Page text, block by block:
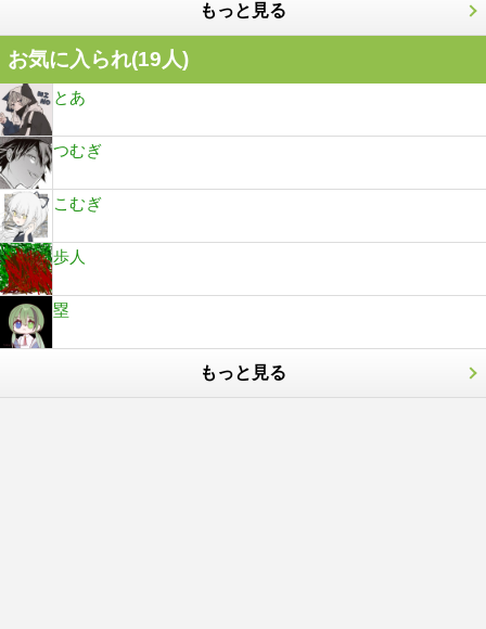
もっと見る
お気に入られ(19人)
とあ
つむぎ
こむぎ
歩人
塁
もっと見る